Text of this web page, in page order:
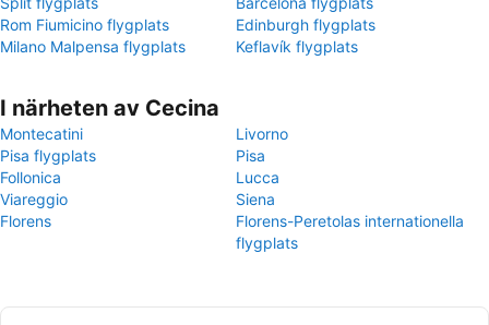
Rom Fiumicino flygplats
Edinburgh flygplats
Milano Malpensa flygplats
Keflavík flygplats
I närheten av Cecina
Montecatini
Livorno
Pisa flygplats
Pisa
Follonica
Lucca
Viareggio
Siena
Florens
Florens-Peretolas internationella
flygplats